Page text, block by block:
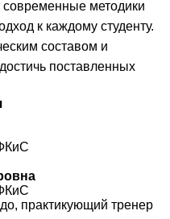
современные методики
к каждому студенту.
составом и
поставленных
практикующий тренер